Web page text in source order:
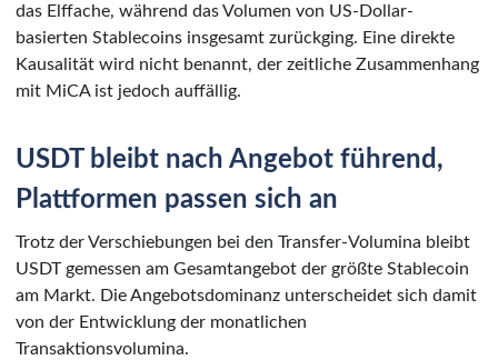
das Elffache, während das Volumen von US-Dollar-
basierten Stablecoins insgesamt zurückging. Eine direkte
Kausalität wird nicht benannt, der zeitliche Zusammenhang
mit MiCA ist jedoch auffällig.
USDT bleibt nach Angebot führend,
Plattformen passen sich an
Trotz der Verschiebungen bei den Transfer-Volumina bleibt
USDT gemessen am Gesamtangebot der größte Stablecoin
am Markt. Die Angebotsdominanz unterscheidet sich damit
von der Entwicklung der monatlichen
Transaktionsvolumina.